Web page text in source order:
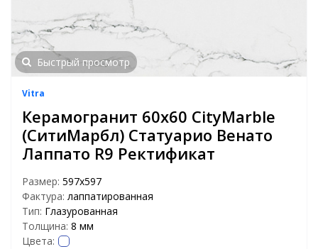
Быстрый просмотр
Vitra
Керамогранит 60х60 CityMarble
(СитиМарбл) Статуарио Венато
Лаппато R9 Ректификат
Размер: 597х597
Фактура: лаппатированная
Тип: Глазурованная
Толщина: 8 мм
Цвета: